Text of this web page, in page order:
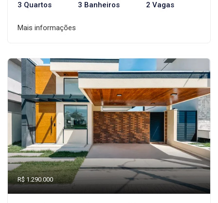
3 Quartos 3 Banheiros 2 Vagas
Mais informações
R$ 1.290.000